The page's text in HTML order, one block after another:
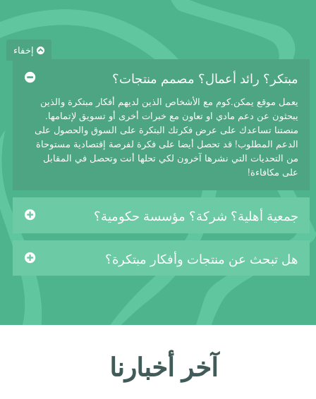
إخفاء
مبتكر؟ رائد أعمال؟ مصمم منتجات؟
يعمل موقع يمكن.كوم مع الأشخاص الذين لديهم أفكار مبتكرة والذين
يبحثون عن دعم مادي او تعاون مع خبرات أخرى أو تسويق لإتمامها.
منصتنا تساعدك على عرض فكرتك البتكرة على السوق والحصول على
الدعم المطلوب! قد تحصل أيضا على فكرة لفرصة إقتصادية مستوحاة
من التحديات التي نشرها آخرون لكي تحلها أنت وتحصل في المقابل
على مكافاءة!
جمعية أهلية؟ شركة؟ مؤسسة حكومية؟
هل تبحث عن منتجات وأفكار مبتكرة؟
آخر أخبارنا